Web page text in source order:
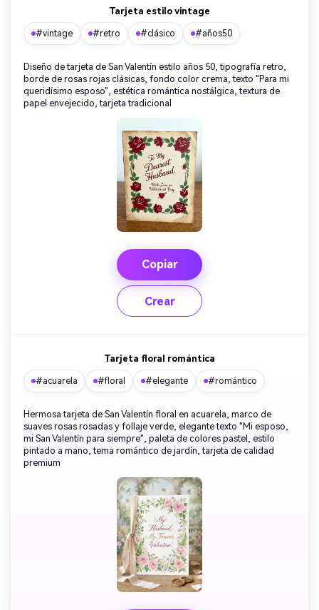
Tarjeta estilo vintage
#vintage #retro #clásico #años50
Diseño de tarjeta de San Valentín estilo años 50, tipografía retro,
borde de rosas rojas clásicas, fondo color crema, texto "Para mi
queridísimo esposo", estética romántica nostálgica, textura de
papel envejecido, tarjeta tradicional
Copiar
Crear
Tarjeta floral romántica
#acuarela #floral #elegante #romántico
Hermosa tarjeta de San Valentín floral en acuarela, marco de
suaves rosas rosadas y follaje verde, elegante texto "Mi esposo,
mi San Valentín para siempre", paleta de colores pastel, estilo
pintado a mano, tema romántico de jardín, tarjeta de calidad
premium